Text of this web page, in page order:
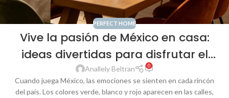
PERFECT HOME
Vive la pasión de México en casa:
ideas divertidas para disfrutar el
Mundial con promociones
temáticas
Anallely Beltran 0
Cuando juega México, las emociones se sienten en cada rincón
del país. Los colores verde, blanco y rojo aparecen en las calles,